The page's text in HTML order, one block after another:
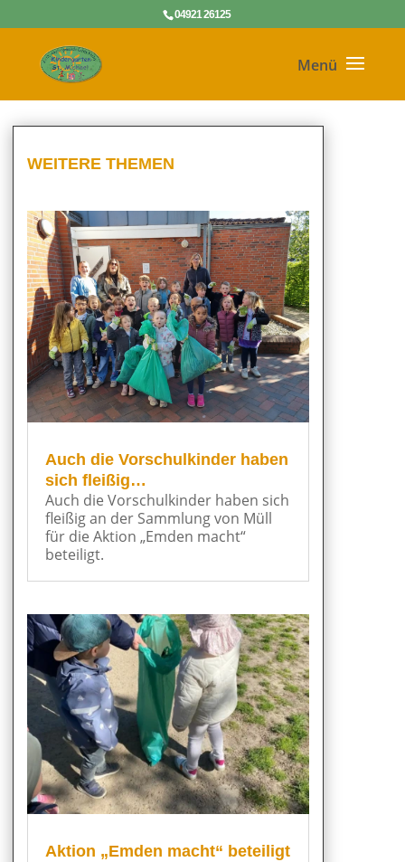
04921 26125
WEITERE THEMEN
Auch die Vorschulkinder haben
sich fleißig…
Auch die Vorschulkinder haben sich
fleißig an der Sammlung von Müll
für die Aktion „Emden macht“
beteiligt.
Aktion „Emden macht“ beteiligt